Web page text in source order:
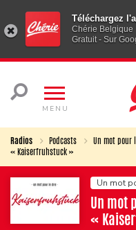
Téléchargez
Chérie Belgique
Gratuit - Sur
MENU
Radios Podcasts Un mot pour
« Kaiserfruhstuck »
Un mot
Un mot
«